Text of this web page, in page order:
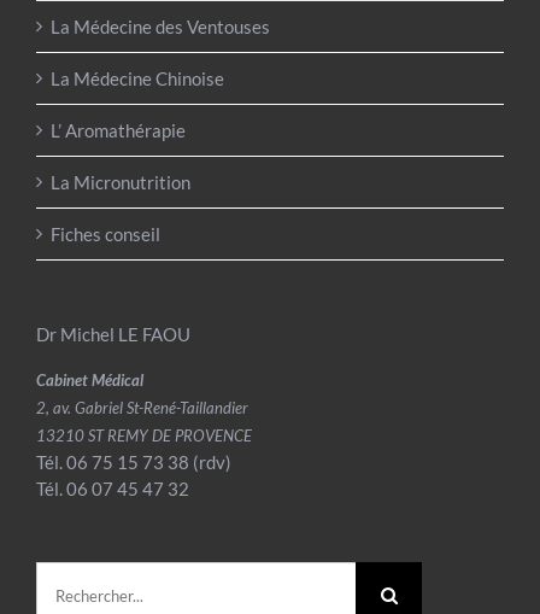
La Médecine des Ventouses
La Médecine Chinoise
L’ Aromathérapie
La Micronutrition
Fiches conseil
Dr Michel LE FAOU
Cabinet Médical
2, av. Gabriel St-René-Taillandier
13210 ST REMY DE PROVENCE
Tél. 06 75 15 73 38 (rdv)
Tél. 06 07 45 47 32